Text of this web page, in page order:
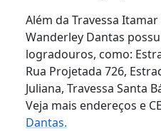
Além da Travessa
Wanderley Dantas
logradouros, como:
Rua Projetada 726,
Juliana, Travessa Santa
Veja mais endereços e
Dantas.